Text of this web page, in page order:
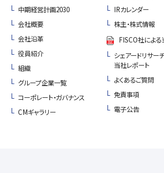
中期経営計画2030
会社概要
会社沿革
役員紹介
組織
グループ企業一覧
コーポレート・ガバナンス
CMギャラリー
IRカレンダー
株主・株式情報
FISCO社による
シェアードリサー
当社レポート
よくあるご質問
免責事項
電子公告